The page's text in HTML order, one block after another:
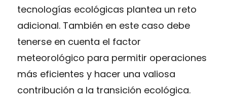
tecnologías ecológicas plantea un reto
adicional. También en este caso debe
tenerse en cuenta el factor
meteorológico para permitir operaciones
más eficientes y hacer una valiosa
contribución a la transición ecológica.